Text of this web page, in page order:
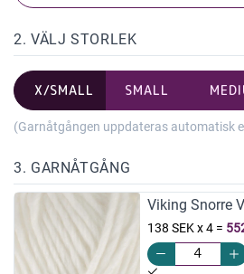
2. VÄLJ STORLEK
X/SMALL SMALL
(Garnåtgången uppdateras automatisk
3. GARNÅTGÅNG
Viking Snorre
138 SEK x 4=